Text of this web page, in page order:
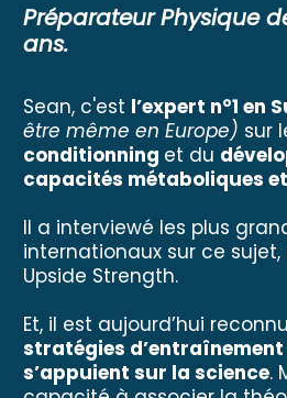
Préparateur Physique
ans.
Sean, c'est l’expert n°1 en
être même en Europe) sur
conditionning et du
capacités métaboliques
Il a interviewé les plus
internationaux sur ce
Upside Strength.
Et, il est aujourd’hui
stratégies
s’appuient sur la science.